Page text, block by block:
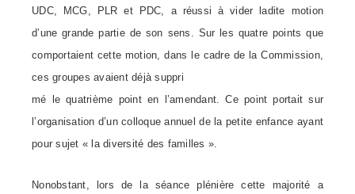
UDC, MCG, PLR et PDC, a réussi à vider ladite motion
d’une grande partie de son sens. Sur les quatre points que
comportaient cette motion, dans le cadre de la Commission,
ces groupes avaient déjà suppri
mé le quatrième point en l’amendant. Ce point portait sur
l’organisation d’un colloque annuel de la petite enfance ayant
pour sujet « la diversité des familles ».
Nonobstant, lors de la séance plénière cette majorité a